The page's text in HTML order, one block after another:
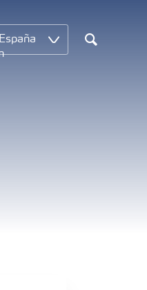
España
Search